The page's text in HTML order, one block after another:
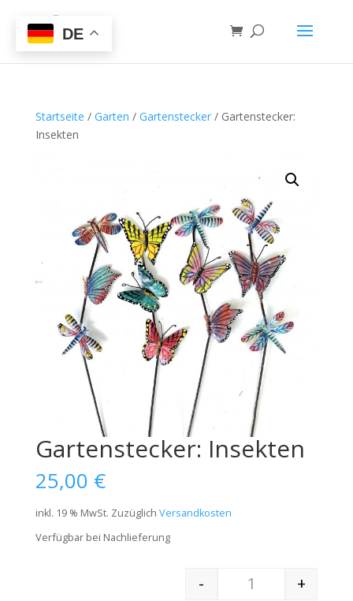
Startseite / Garten / Gartenstecker/ Gartenstecker:
Insekten
Gartenstecker: Insekten
25,00 €
inkl. 19 % MwSt. Zuzüglich Versandkosten
Verfügbar bei Nachlieferung
Quantity
-
+
DE